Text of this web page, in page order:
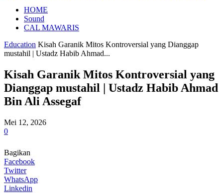
HOME
Sound
CAL MAWARIS
Education Kisah Garanik Mitos Kontroversial yang Dianggap
mustahil | Ustadz Habib Ahmad...
Kisah Garanik Mitos Kontroversial yang
Dianggap mustahil | Ustadz Habib Ahmad
Bin Ali Assegaf
Mei 12, 2026
0
Bagikan
Facebook
Twitter
WhatsApp
Linkedin